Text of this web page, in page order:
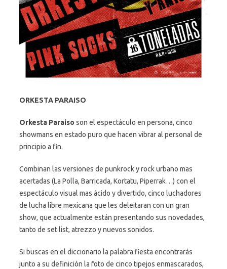
ORKESTA PARAISO
Orkesta Paraiso son el espectáculo en persona, cinco
showmans en estado puro que hacen vibrar al personal de
principio a fin.
Combinan las versiones de punkrock y rock urbano mas
acertadas (La Polla, Barricada, Kortatu, Piperrak…) con el
espectáculo visual mas ácido y divertido, cinco luchadores
de lucha libre mexicana que les deleitaran con un gran
show, que actualmente están presentando sus novedades,
tanto de set list, atrezzo y nuevos sonidos.
Si buscas en el diccionario la palabra fiesta encontrarás
junto a su definición la foto de cinco tipejos enmascarados,